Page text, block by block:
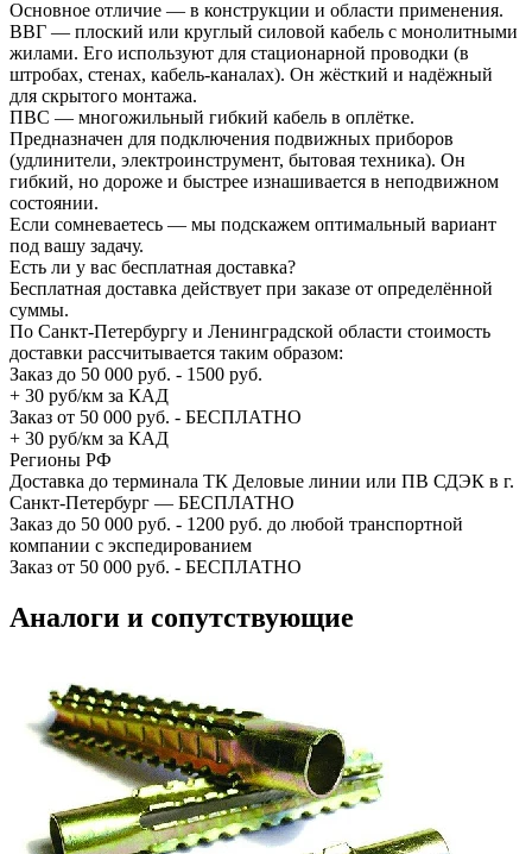
Основное отличие — в конструкции и области применения.
ВВГ — плоский или круглый силовой кабель с монолитными
жилами. Его используют для стационарной проводки (в
штробах, стенах, кабель-каналах). Он жёсткий и надёжный
для скрытого монтажа.
ПВС — многожильный гибкий кабель в оплётке.
Предназначен для подключения подвижных приборов
(удлинители, электроинструмент, бытовая техника). Он
гибкий, но дороже и быстрее изнашивается в неподвижном
состоянии.
Если сомневаетесь — мы подскажем оптимальный вариант
под вашу задачу.
Есть ли у вас бесплатная доставка?
Бесплатная доставка действует при заказе от определённой
суммы.
По Санкт-Петербургу и Ленинградской области стоимость
доставки рассчитывается таким образом:
Заказ до 50 000 руб. - 1500 руб.
+ 30 руб/км за КАД
Заказ от 50 000 руб. - БЕСПЛАТНО
+ 30 руб/км за КАД
Регионы РФ
Доставка до терминала ТК Деловые линии или ПВ СДЭК в г.
Санкт-Петербург — БЕСПЛАТНО
Заказ до 50 000 руб. - 1200 руб. до любой транспортной
компании с экспедированием
Заказ от 50 000 руб. - БЕСПЛАТНО
Аналоги и сопутствующие